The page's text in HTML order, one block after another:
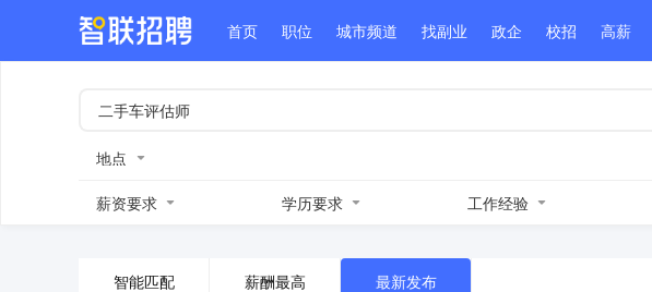
首页 职位 城市频道 找副业 政企 校招 高薪
地点
薪资要求 学历要求 工作经验
智能匹配 薪酬最高 最新发布